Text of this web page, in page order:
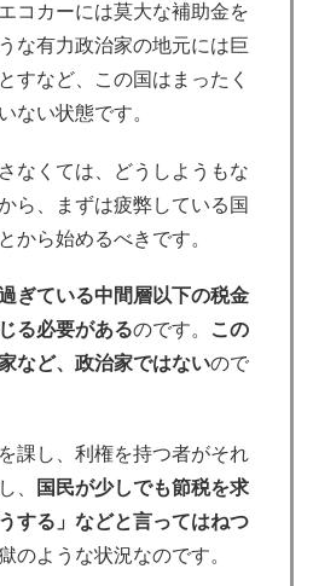
コカーには莫大な補助金を
な有力政治家の地元には巨
すなど、この国はまったく
ない状態です。
なくては、どうしようもな
ら、まずは疲弊している国
から始めるべきです。
ぎている中間層以下の税金
る必要があるのです。
この
など、政治家ではないので
課し、利権を持つ者がそれ
、
国民が少しでも節税を求
する」などと言ってはねつ
のような状況なのです。